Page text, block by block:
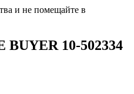
и не помещайте в
BUYER 10-502334